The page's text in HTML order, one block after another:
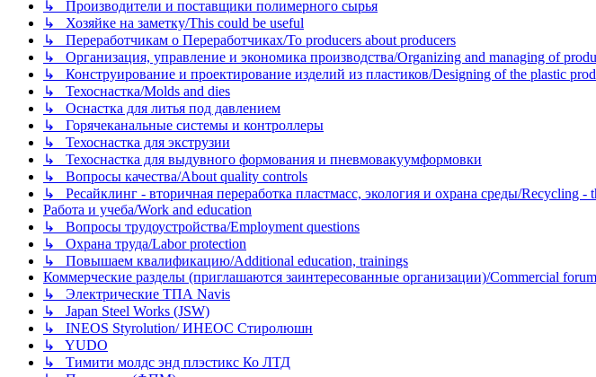
↳ Производители и поставщики полимерного сырья
↳ Хозяйке на заметку/This could be useful
↳ Переработчикам о Переработчиках/To producers about producers
↳ Организация, управление и экономика производства/Organizing and managing of
↳ Конструирование и проектирование изделий из пластиков/Designing of the plastic
↳ Техоснастка/Molds and dies
↳ Оснастка для литья под давлением
↳ Горячеканальные системы и контроллеры
↳ Техоснастка для экструзии
↳ Техоснастка для выдувного формования и пневмовакуумформовки
↳ Вопросы качества/About quality controls
↳ Ресайклинг - вторичная переработка пластмасс, экология и охрана среды/Recycling
Работа и учеба/Work and education
↳ Вопросы трудоустройства/Employment questions
↳ Охрана труда/Labor protection
↳ Повышаем квалификацию/Additional education, trainings
Коммерческие разделы (приглашаются заинтересованные организации)/Commercial
↳ Электрические ТПА Navis
↳ Japan Steel Works (JSW)
↳ INEOS Styrolution/ ИНЕОС Стиролюшн
↳ YUDO
↳ Тимити молдс энд плэстикс Ко ЛТД